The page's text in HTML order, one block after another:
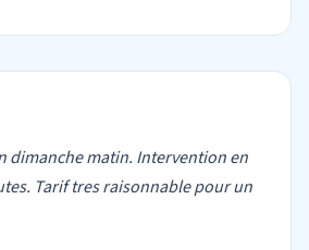
dimanche matin. Intervention en
Tarif tres raisonnable pour un